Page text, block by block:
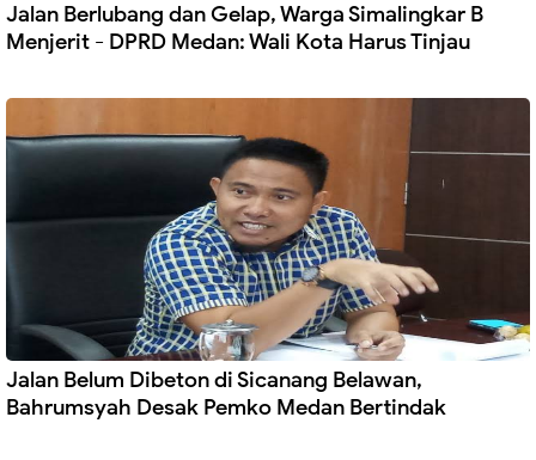
Jalan Berlubang dan Gelap, Warga Simalingkar B
Menjerit - DPRD Medan: Wali Kota Harus Tinjau
Jalan Belum Dibeton di Sicanang Belawan,
Bahrumsyah Desak Pemko Medan Bertindak